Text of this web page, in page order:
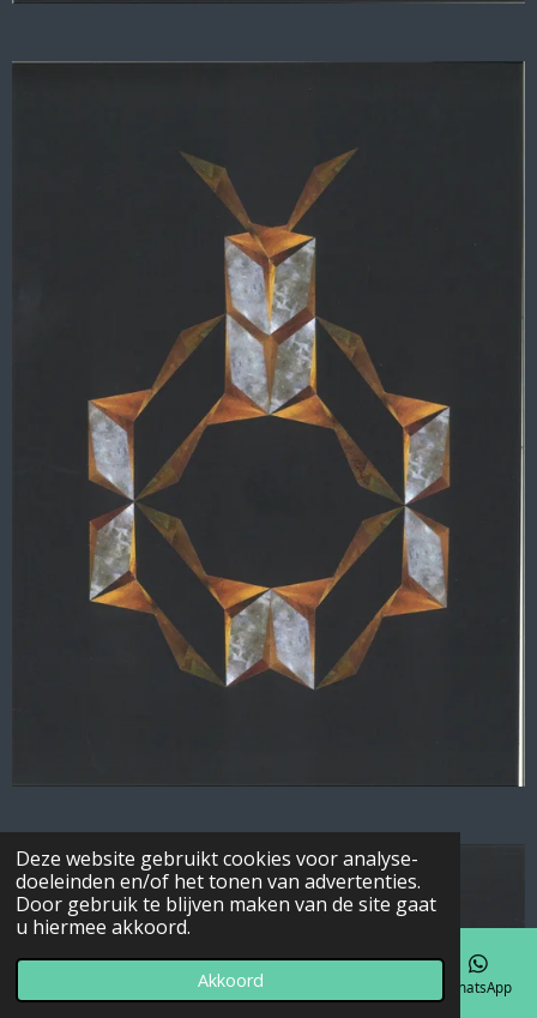
Deze website gebruikt cookies voor analyse-
doeleinden en/of het tonen van advertenties.
Door gebruik te blijven maken van de site gaat
u hiermee akkoord.
Akkoord
Telefoonnummer WhatsApp